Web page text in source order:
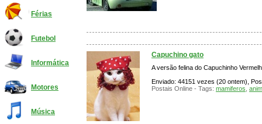
Férias
Futebol
Informática
Motores
Música
Capuchino gato
A versão felina do Capuchinho
Enviado: 44151 vezes (20 ontem),
Postais Online - Tags: mamiferos